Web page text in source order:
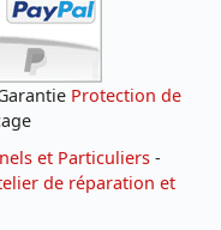
Protection de
et Particuliers -
de réparation et